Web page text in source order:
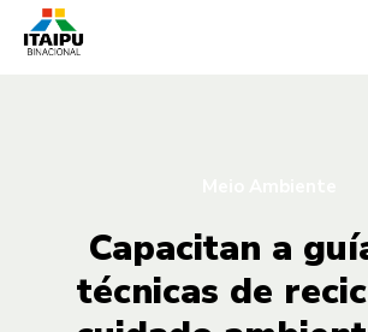
Capacitan a
técnicas de